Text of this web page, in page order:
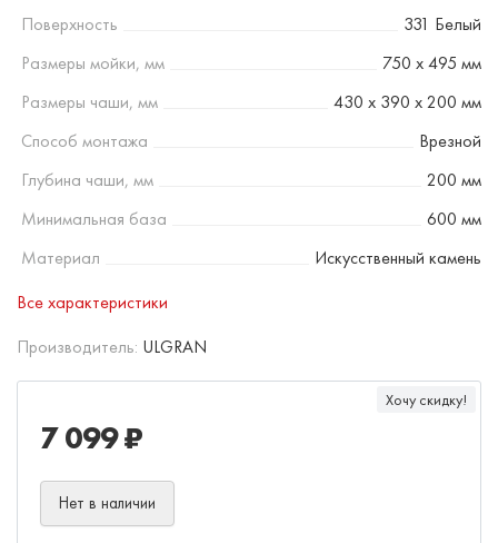
Поверхность
331 Белый
Размеры мойки, мм
750 х 495 мм
Размеры чаши, мм
430 х 390 х 200 мм
Способ монтажа
Врезной
Глубина чаши, мм
200 мм
Минимальная база
600 мм
Материал
Искусственный камень
Все характеристики
Производитель: ULGRAN
Хочу скидку!
7 099 ₽
Нет в наличии